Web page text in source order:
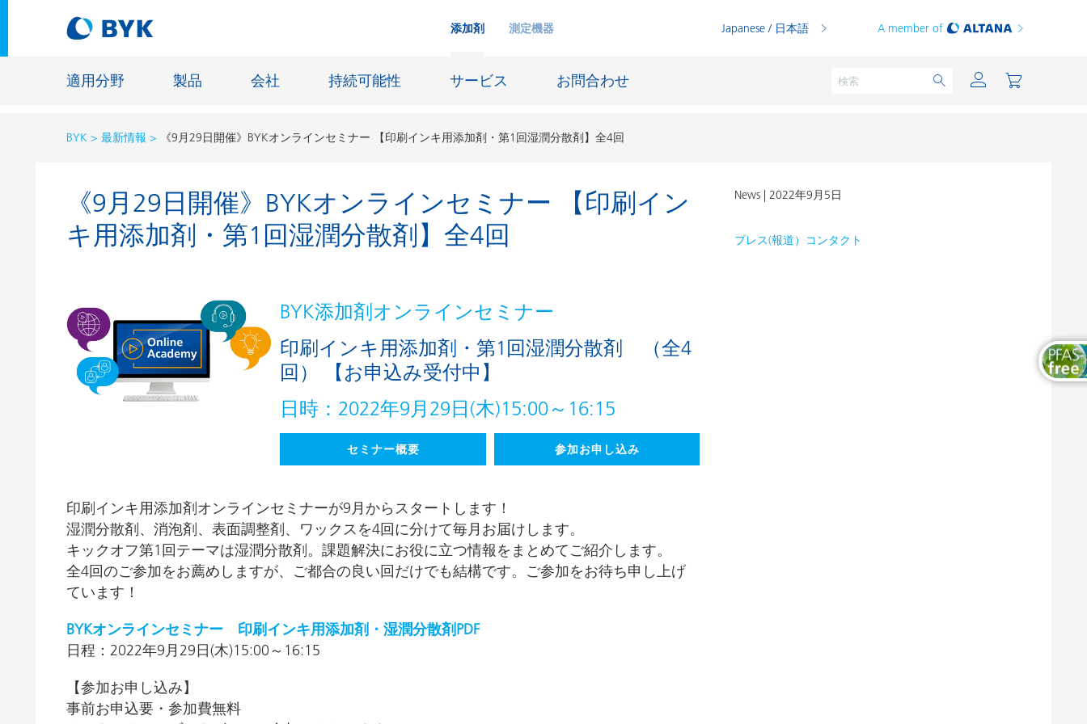
添加剤 測定機器 Japanese / 日本語 A member of
適用分野 製品 会社 持続可能性 サービス お問合わせ
適用分野別の推奨製品
適用分野別の推奨製品
接着剤およびシーリング材
自動車補修塗料
缶コーティング
粘土（活性白土）触媒
コイルコーティング
建設材料
エネルギー貯蔵
鋳造および耐火
一般工業用塗料
ホームケアおよび業務・工業用洗浄剤
インクジェットインキ
オイル&ガス分野
紙コーティング
粉体塗料
印刷インキ
BYK 最新情報 《9月29日開催》BYKオンラインセミナー 【印刷インキ用添加剤・第1回湿潤分散剤】全4回
《9月29日開催》BYKオンラインセミナー 【印刷イン
キ用添加剤・第1回湿潤分散剤】全4回
BYK添加剤オンラインセミナー
印刷インキ用添加剤・第1回湿潤分散剤 （全4
回） 【お申込み受付中】
日時：2022年9月29日(木)15:00～16:15
セミナー概要 参加お申し込み
印刷インキ用添加剤オンラインセミナーが9月からスタートします！
湿潤分散剤、消泡剤、表面調整剤、ワックスを4回に分けて毎月お届けします。
キックオフ第1回テーマは湿潤分散剤。課題解決にお役に立つ情報をまとめてご紹介します。
全4回のご参加をお薦めしますが、ご都合の良い回だけでも結構です。ご参加をお待ち申し上げ
ています！
BYKオンラインセミナー 印刷インキ用添加剤・湿潤分散剤PDF
日程：2022年9月29日(木)15:00～16:15
【参加お申し込み】
事前お申込要・参加費無料
News |2022年9月5日
プレス(報道）コンタクト